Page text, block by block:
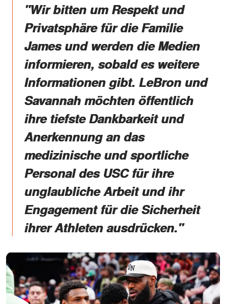
"Wir bitten um Respekt und
Privatsphäre für die Familie
James und werden die Medien
informieren, sobald es weitere
Informationen gibt. LeBron und
Savannah möchten öffentlich
ihre tiefste Dankbarkeit und
Anerkennung an das
medizinische und sportliche
Personal des USC für ihre
unglaubliche Arbeit und ihr
Engagement für die Sicherheit
ihrer Athleten ausdrücken."